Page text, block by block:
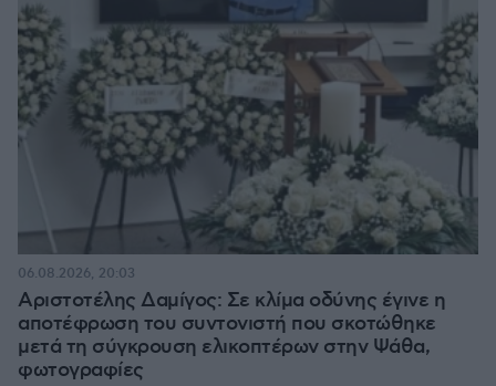
Αριστοτέλης Δαμίγος: Σε κλίμα οδύνης έγινε η
αποτέφρωση του συντονιστή που σκοτώθηκε
μετά τη σύγκρουση ελικοπτέρων στην Ψάθα,
φωτογραφίες
06.08.2026, 20:03